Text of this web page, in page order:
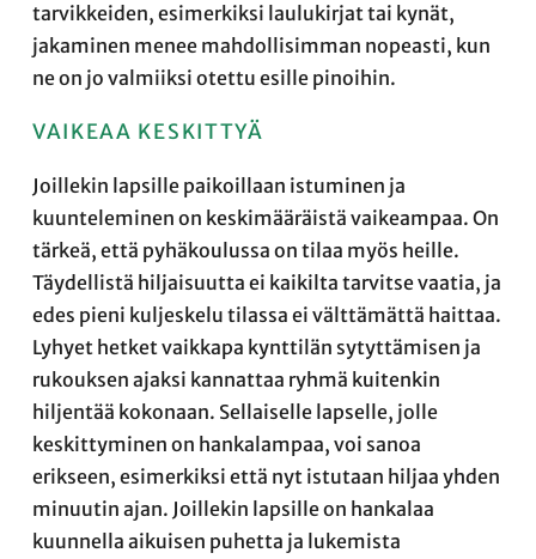
tarvikkeiden, esimerkiksi laulukirjat tai kynät,
jakaminen menee mahdollisimman nopeasti, kun
ne on jo valmiiksi otettu esille pinoihin.
VAIKEAA KESKITTYÄ
Joillekin lapsille paikoillaan istuminen ja
kuunteleminen on keskimääräistä vaikeampaa. On
tärkeä, että pyhäkoulussa on tilaa myös heille.
Täydellistä hiljaisuutta ei kaikilta tarvitse vaatia, ja
edes pieni kuljeskelu tilassa ei välttämättä haittaa.
Lyhyet hetket vaikkapa kynttilän sytyttämisen ja
rukouksen ajaksi kannattaa ryhmä kuitenkin
hiljentää kokonaan. Sellaiselle lapselle, jolle
keskittyminen on hankalampaa, voi sanoa
erikseen, esimerkiksi että nyt istutaan hiljaa yhden
minuutin ajan. Joillekin lapsille on hankalaa
kuunnella aikuisen puhetta ja lukemista